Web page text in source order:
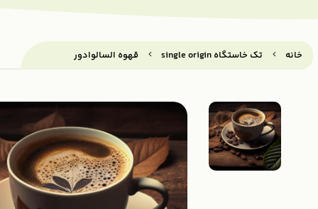
خانه تک خاستگاه single origin قهوه السالوادور